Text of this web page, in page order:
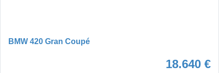
BMW 420 Gran Coupé
18.640 €